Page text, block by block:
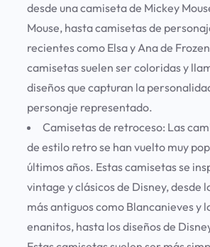
desde una camiseta de Mickey
Mouse, hasta camisetas de
recientes como Elsa y Ana de
camisetas suelen ser coloridas y
diseños que capturan la
personaje representado.
Camisetas de retroceso: Las
de estilo retro se han vuelto muy
últimos años. Estas camisetas se
vintage y clásicos de Disney, desde
más antiguos como Blancanieves y
enanitos, hasta los diseños de